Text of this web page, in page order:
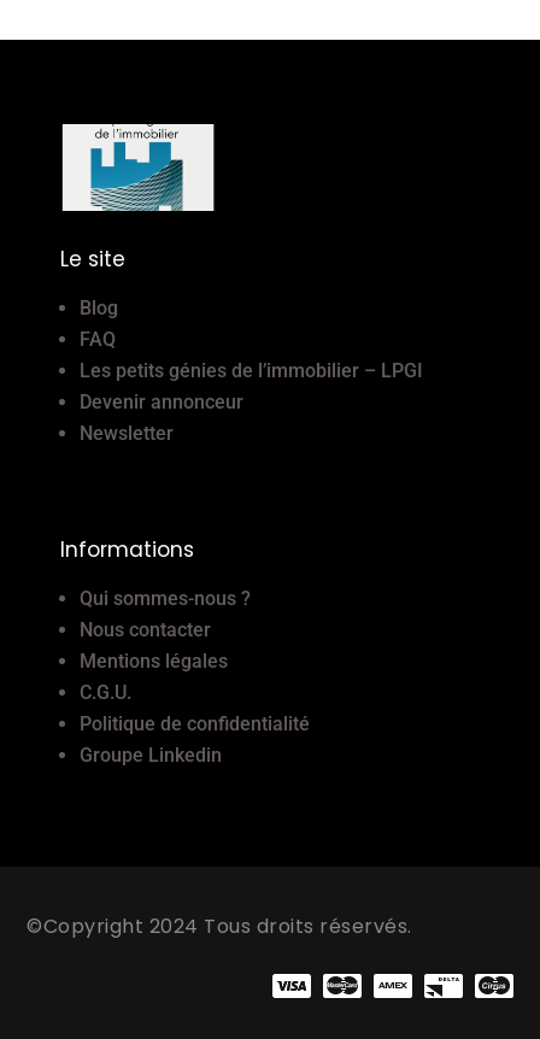
Le site
Blog
FAQ
Les petits génies de l’immobilier – LPGI
Devenir annonceur
Newsletter
Informations
Qui sommes-nous ?
Nous contacter
Mentions légales
C.G.U.
Politique de confidentialité
Groupe Linkedin
©Copyright 2024 Tous droits réservés.